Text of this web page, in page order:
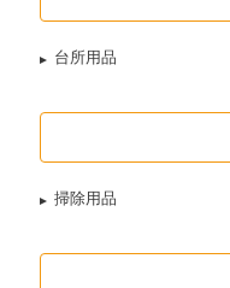
台所用品
掃除用品